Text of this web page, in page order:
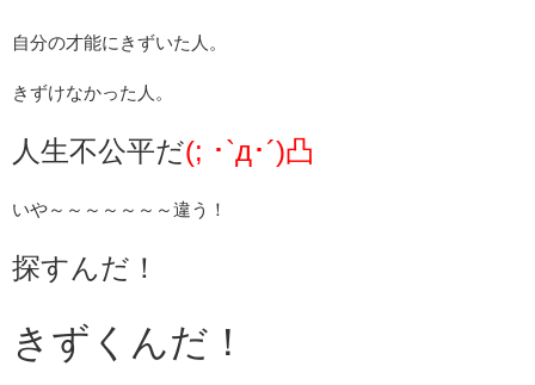
自分の才能にきずいた人。
きずけなかった人。
人生不公平だ(; ･`д･´)凸
いや～～～～～～～違う！
探すんだ！
きずくんだ！